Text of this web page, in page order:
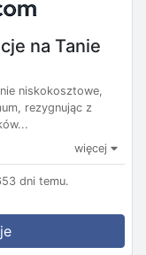
na Tanie
niskokosztowe,
rezygnując z
więcej
dni temu.